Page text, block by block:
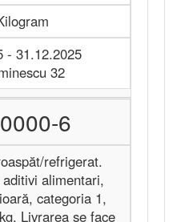
- 31.12.2025
32
6
refrigerat.
alimentari,
categoria 1,
Livrarea se face